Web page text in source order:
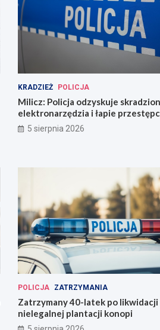
KRADZIEŻ POLICJA
Milicz: Policja odzyskuje
elektronarzędzia i łapie
narkotykami
5 sierpnia 2026
POLICJA ZATRZYMANIA
Zatrzymany 40-latek po likwidacji
nielegalnej plantacji konopi